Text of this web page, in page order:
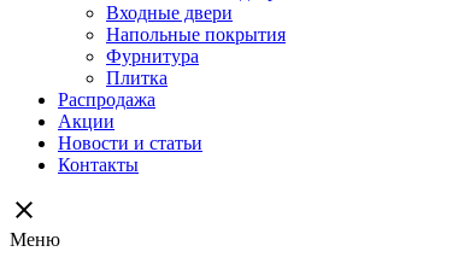
Входные двери
Напольные покрытия
Фурнитура
Плитка
Распродажа
Акции
Новости и статьи
Контакты
close
Меню